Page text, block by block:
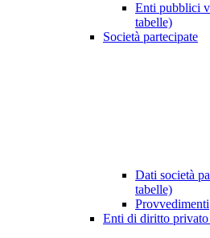
Enti pubblici
tabelle)
Società partecipate
Dati società
tabelle)
Provvedimenti
Enti di diritto